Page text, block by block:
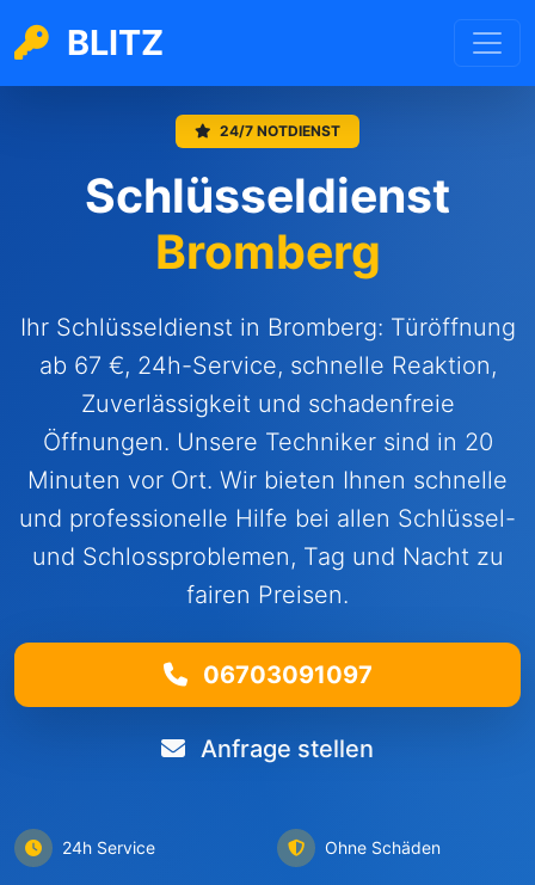
BLITZ
24/7 NOTDIENST
Schlüsseldienst
Bromberg
Ihr Schlüsseldienst in Bromberg: Türöffnung
ab 67 €, 24h-Service, schnelle Reaktion,
Zuverlässigkeit und schadenfreie
Öffnungen. Unsere Techniker sind in 20
Minuten vor Ort. Wir bieten Ihnen schnelle
und professionelle Hilfe bei allen Schlüssel-
und Schlossproblemen, Tag und Nacht zu
fairen Preisen.
06703091097
Anfrage stellen
24h Service Ohne Schäden